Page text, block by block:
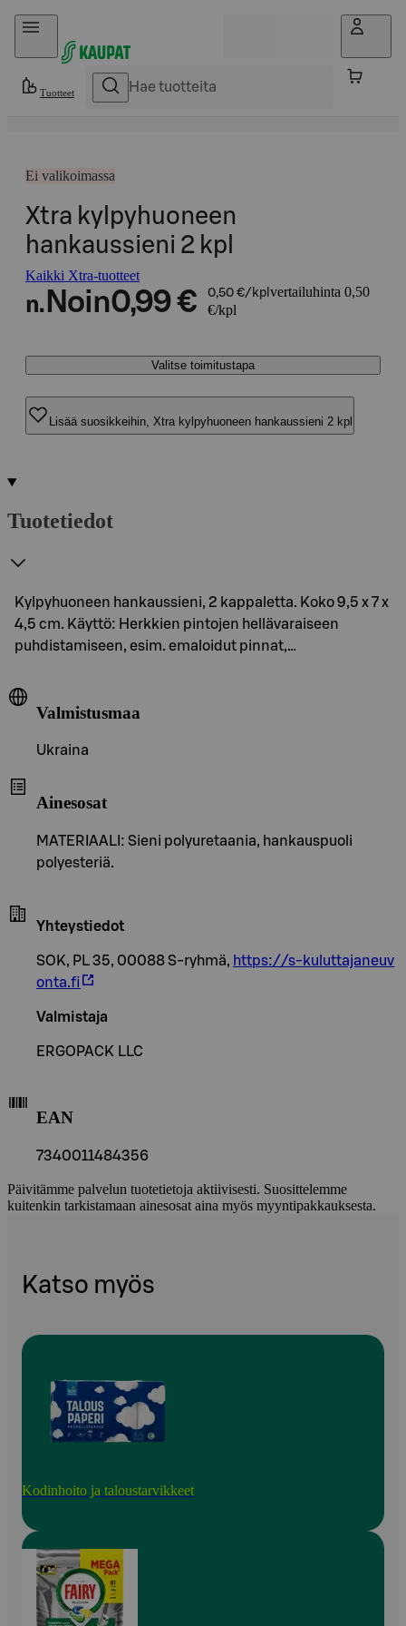
Hyppää sisältöön
Tuotteet
Ei valikoimassa
Xtra kylpyhuoneen
hankaussieni 2 kpl
Kaikki Xtra-tuotteet
n. Noin0,99 € 0,50 €/kpl vertailuhinta 0,50
€/kpl
Valitse toimitustapa
Lisää suosikkeihin, Xtra kylpyhuoneen hankaussieni 2 kpl
Tuotetiedot
Kylpyhuoneen hankaussieni, 2 kappaletta. Koko 9,5 x 7 x
4,5 cm. Käyttö: Herkkien pintojen hellävaraiseen
puhdistamiseen, esim. emaloidut pinnat,…
Valmistusmaa
Ukraina
Ainesosat
MATERIAALI: Sieni polyuretaania, hankauspuoli
polyesteriä.
Yhteystiedot
SOK, PL 35, 00088 S-ryhmä, https://s-kuluttajaneuv
onta.fi
Valmistaja
ERGOPACK LLC
EAN
7340011484356
Päivitämme palvelun tuotetietoja aktiivisesti. Suosittelemme
kuitenkin tarkistamaan ainesosat aina myös myyntipakkauksesta.
Katso myös
Kodinhoito ja taloustarvikkeet